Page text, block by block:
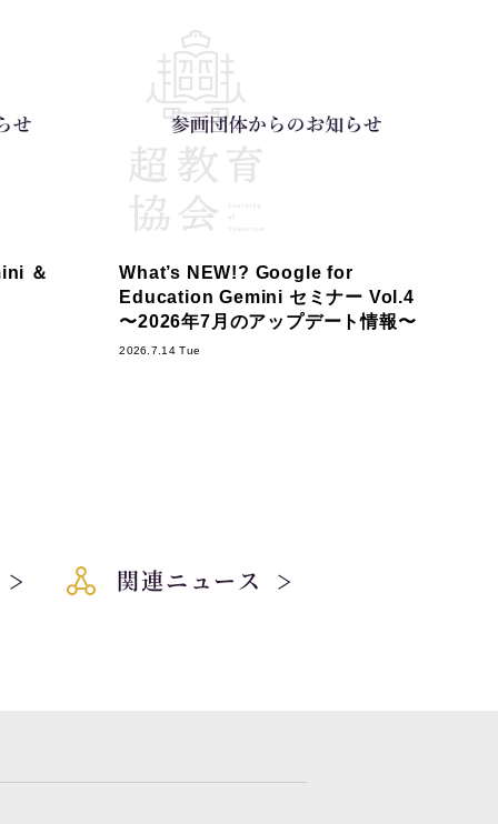
＆
What’s NEW!? Google for
Education Gemini セミナー Vol.4
〜2026年7月のアップデート情報〜
2026.7.14 Tue
関連ニュース